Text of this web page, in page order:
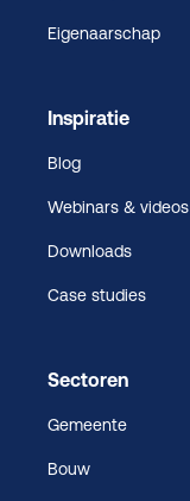
Eigenaarschap
Inspiratie
Blog
Webinars & videos
Downloads
Case studies
Sectoren
Gemeente
Bouw